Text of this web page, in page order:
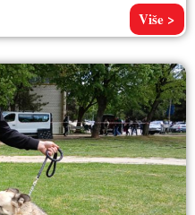
Više >